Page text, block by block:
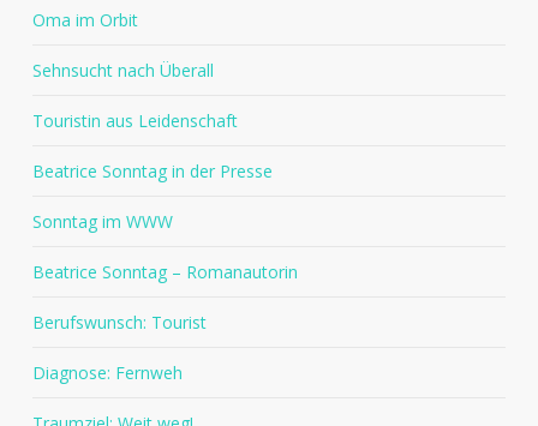
Oma im Orbit
Sehnsucht nach Überall
Touristin aus Leidenschaft
Beatrice Sonntag in der Presse
Sonntag im WWW
Beatrice Sonntag – Romanautorin
Berufswunsch: Tourist
Diagnose: Fernweh